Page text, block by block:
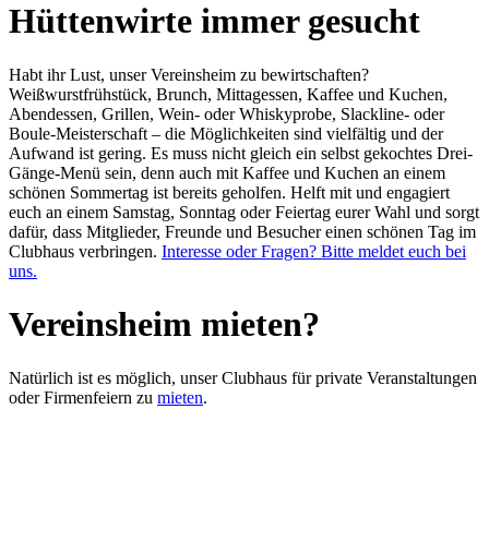
Hüttenwirte immer gesucht
Habt ihr Lust, unser Vereinsheim zu bewirtschaften?
Weißwurstfrühstück, Brunch, Mittagessen, Kaffee und Kuchen,
Abendessen, Grillen, Wein- oder Whiskyprobe, Slackline- oder
Boule-Meisterschaft – die Möglichkeiten sind vielfältig und der
Aufwand ist gering. Es muss nicht gleich ein selbst gekochtes Drei-
Gänge-Menü sein, denn auch mit Kaffee und Kuchen an einem
schönen Sommertag ist bereits geholfen. Helft mit und engagiert
euch an einem Samstag, Sonntag oder Feiertag eurer Wahl und sorgt
dafür, dass Mitglieder, Freunde und Besucher einen schönen Tag im
Clubhaus verbringen. Interesse oder Fragen? Bitte meldet euch bei
uns.
Vereinsheim mieten?
Natürlich ist es möglich, unser Clubhaus für private Veranstaltungen
oder Firmenfeiern zu mieten.